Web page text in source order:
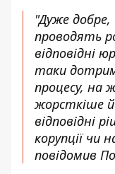
"Дуже
проводять
відповідні
таки
процесу, на
жорсткіше
відповідні
корупції чи
повідомив